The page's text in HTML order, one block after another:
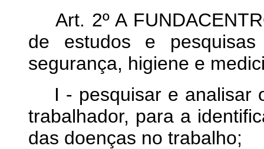
Art. 2º A
de estudos e
segurança, higiene e
I - pesquisar e analisar
trabalhador, para a
das doenças no trabalho;